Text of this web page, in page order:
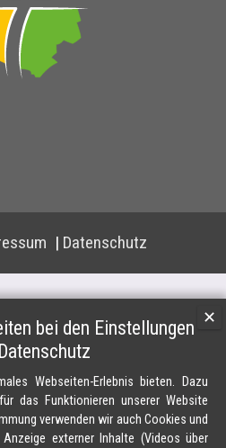
Datenschutz
bei den Einstellungen
Webseiten-Erlebnis bieten. Dazu
das Funktionieren unserer Website
verwenden wir auch Cookies und
externer Inhalte (Videos über
✕